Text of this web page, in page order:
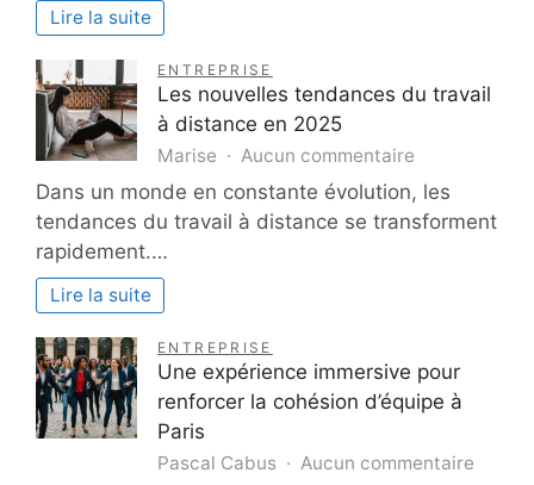
de
Lire la suite
ENTREPRISE
Les nouvelles tendances du travail
à distance en 2025
Marise Aucun commentaire
Les
nouvelles
tendances
en
2025
Dans un monde en constante évolution, les
tendances du travail à distance se transforment
rapidement.…
Lire la suite
ENTREPRISE
Une expérience immersive pour
renforcer la cohésion d’équipe à
Paris
Pascal Cabus Aucun commentaire